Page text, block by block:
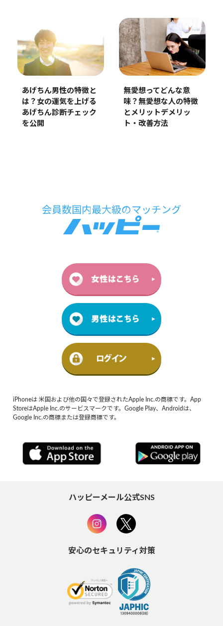
あげちん男性の特徴と
は？女の運気を上げる
あげちん診断チェック
を公開
無愛想ってどんな意
味？無愛想な人の特徴
とメリットデメリッ
ト・改善方法
iPhoneは 米国および他の国々で登録されたApple Inc.の商標です。App
StoreはApple Inc.のサービスマークです。Google Play、Androidは、
Google Inc.の商標または登録商標です。
ハッピーメール公式SNS
安心のセキュリティ対策